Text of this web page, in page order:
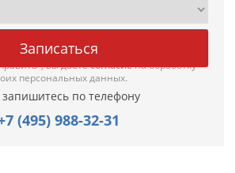
вы даетесогласиена обработку
персональных данных.
по телефону
(495) 988-32-31